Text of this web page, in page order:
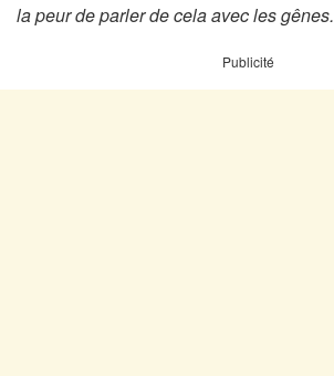
la peur de parler de cela avec les gênes.
Publicité